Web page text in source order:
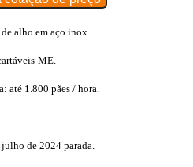
de alho em aço inox.
ME.
até 1.800 pães / hora.
de 2024 parada.